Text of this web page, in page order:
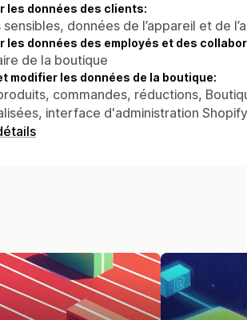
les données des clients:
sensibles, données de l’appareil et de
les données des employés et des
de la boutique
modifier les données de la boutique:
commandes, réductions,
interface d'administration